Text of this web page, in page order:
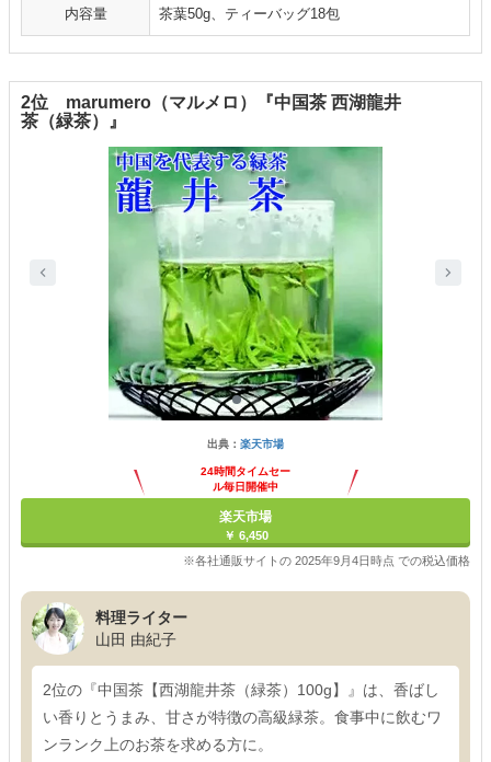
内容量 茶葉50g、ティーバッグ18包
2位 marumero（マルメロ）『中国茶 西湖龍井
茶（緑茶）』
出典： 楽天市場
24時間タイムセー
ル毎日開催中
楽天市場
￥ 6,450
※各社通販サイトの 2025年9月4日時点 での税込価格
料理ライター
山田 由紀子
2位の『中国茶【西湖龍井茶（緑茶）100g】』は、香ばし
い香りとうまみ、甘さが特徴の高級緑茶。食事中に飲むワ
ンランク上のお茶を求める方に。